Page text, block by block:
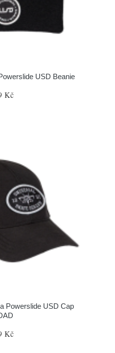
USD Beanie
Kč
Powerslide USD Cap
Kč